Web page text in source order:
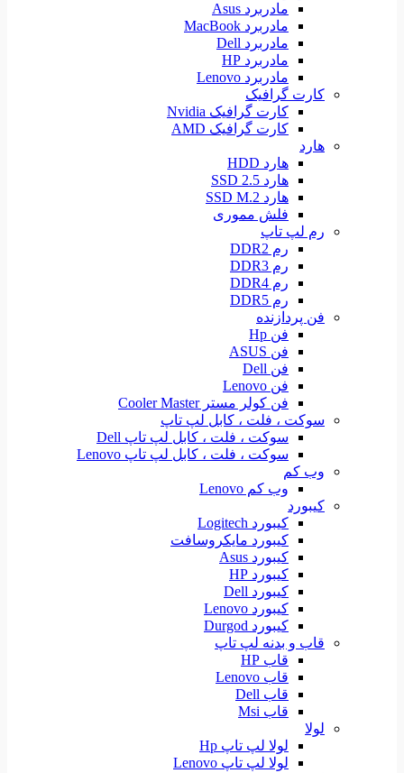
مادربرد Asus
مادربرد MacBook
مادربرد Dell
مادربرد HP
مادربرد Lenovo
کارت گرافیک
کارت گرافیک Nvidia
کارت گرافیک AMD
هارد
هارد HDD
هارد SSD 2.5
هارد SSD M.2
فلش مموری
رم لپ تاپ
رم DDR2
رم DDR3
رم DDR4
رم DDR5
فن پردازنده
فن Hp
فن ASUS
فن Dell
فن Lenovo
فن کولر مستر Cooler Master
سوکت ، فلت ، کابل لپ تاپ
سوکت ، فلت ، کابل لپ تاپ Dell
سوکت ، فلت ، کابل لپ تاپ Lenovo
وب کم
وب کم Lenovo
کیبورد
کیبورد Logitech
کیبورد مایکروسافت
کیبورد Asus
کیبورد HP
کیبورد Dell
کیبورد Lenovo
کیبورد Durgod
قاب و بدنه لپ تاپ
قاب HP
قاب Lenovo
قاب Dell
قاب Msi
لولا
لولا لپ تاپ Hp
لولا لپ تاپ Lenovo